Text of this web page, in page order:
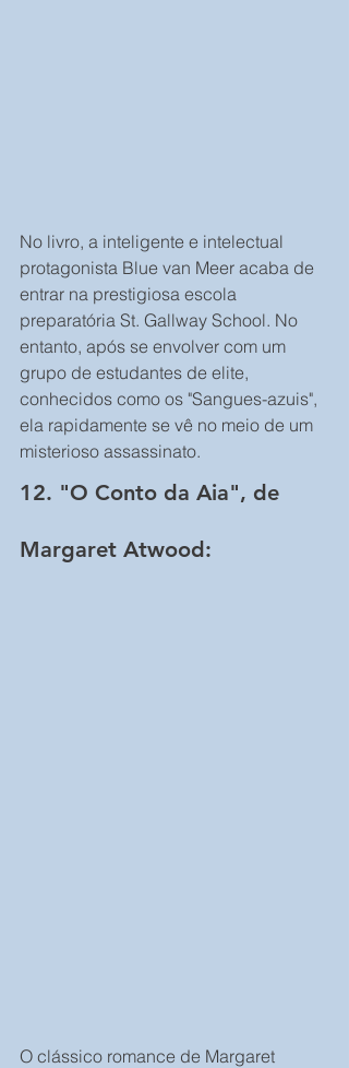
No livro, a inteligente e intelectual
protagonista Blue van Meer acaba de
entrar na prestigiosa escola
preparatória St. Gallway School. No
entanto, após se envolver com um
grupo de estudantes de elite,
conhecidos como os "Sangues-azuis",
ela rapidamente se vê no meio de um
misterioso assassinato.
12. "O Conto da Aia", de
Margaret Atwood:
O clássico romance de Margaret